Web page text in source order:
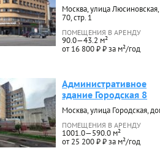
Москва, улица
70, стр. 1
ПОМЕЩЕНИЯ В АРЕНДУ
90.0—43.2 м²
от 16 800 ₽ ₽ за м²/год
Административное
здание Городская 8
Москва, улица Городская,
ПОМЕЩЕНИЯ В АРЕНДУ
1001.0—590.0 м²
от 25 200 ₽ ₽ за м²/год